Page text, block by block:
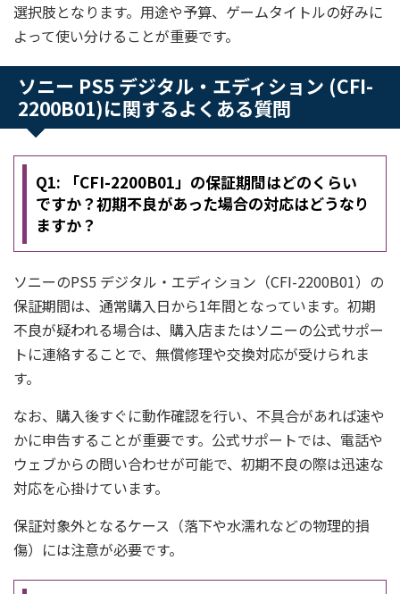
選択肢となります。用途や予算、ゲームタイトルの好みに
よって使い分けることが重要です。
ソニー PS5 デジタル・エディション (CFI-
2200B01)に関するよくある質問
Q1: 「CFI-2200B01」の保証期間はどのくらい
ですか？初期不良があった場合の対応はどうなり
ますか？
ソニーのPS5 デジタル・エディション（CFI-2200B01）の
保証期間は、通常購入日から1年間となっています。初期
不良が疑われる場合は、購入店またはソニーの公式サポー
トに連絡することで、無償修理や交換対応が受けられま
す。
なお、購入後すぐに動作確認を行い、不具合があれば速や
かに申告することが重要です。公式サポートでは、電話や
ウェブからの問い合わせが可能で、初期不良の際は迅速な
対応を心掛けています。
保証対象外となるケース（落下や水濡れなどの物理的損
傷）には注意が必要です。